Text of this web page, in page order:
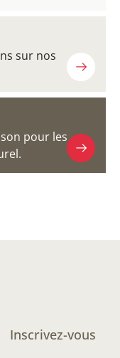
sur nos
pour les
Inscrivez-vous